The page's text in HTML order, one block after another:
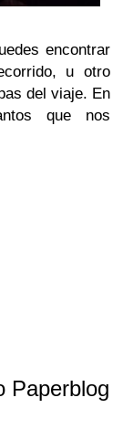
encontrar
u otro
del viaje. En
que nos